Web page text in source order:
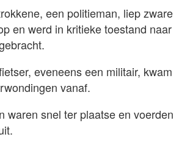
een politieman, liep zware
en werd in kritieke toestand naar
eveneens een militair, kwam
vanaf.
waren snel ter plaatse en voerden